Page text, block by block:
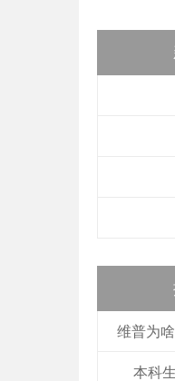
维普为
本科